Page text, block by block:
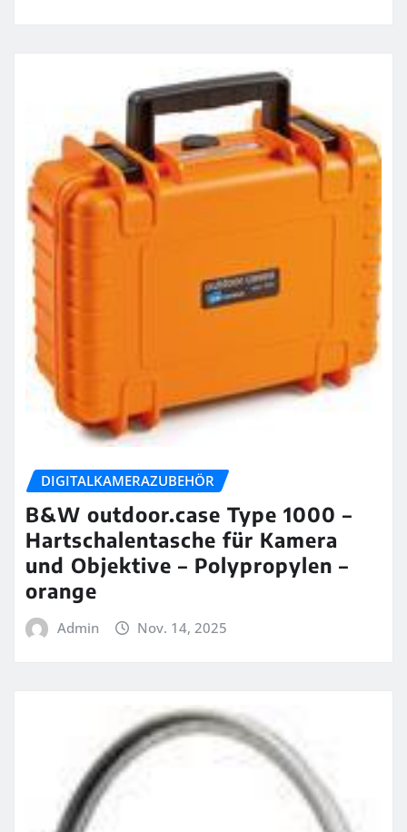
DIGITALKAMERAZUBEHÖR
B&W outdoor.case Type 1000 –
Hartschalentasche für Kamera
und Objektive – Polypropylen –
orange
Admin Nov. 14, 2025